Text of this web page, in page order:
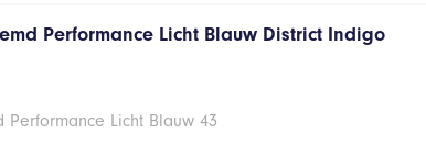
Performance Licht Blauw District Indigo
Licht Blauw 43